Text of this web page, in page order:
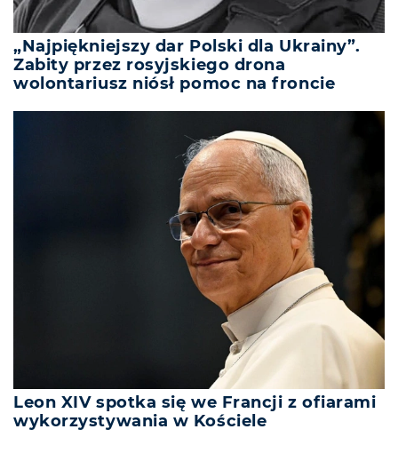
„Najpiękniejszy dar Polski dla Ukrainy”.
Zabity przez rosyjskiego drona
wolontariusz niósł pomoc na froncie
Leon XIV spotka się we Francji z ofiarami
wykorzystywania w Kościele